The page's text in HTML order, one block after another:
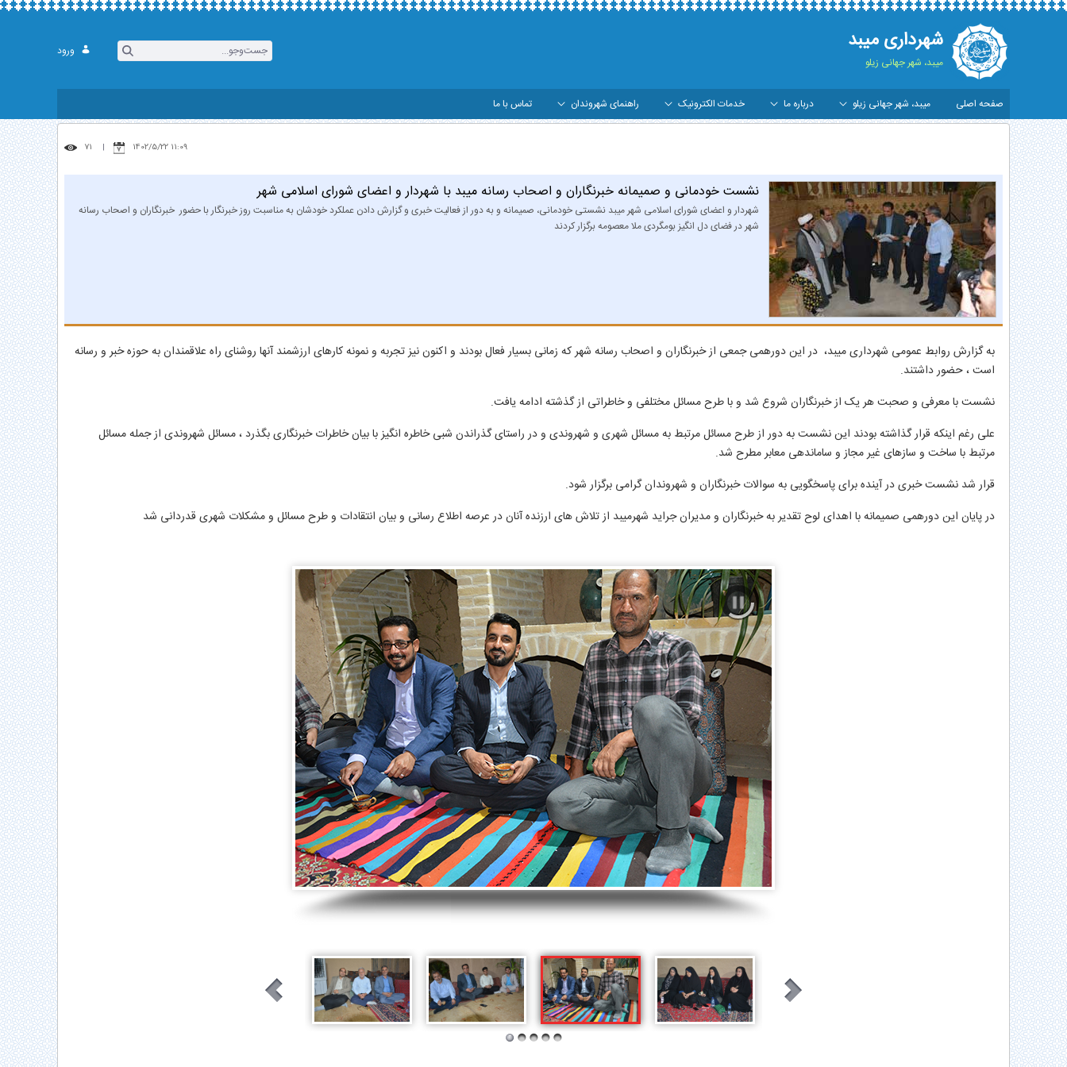
شهرداری میبد
میبد، شهر جهانی زیلو
ورود
صفحه اصلی میبد، شهر جهانی زیلو درباره ما خدمات الکترونیک راهنمای شهروندان تماس با ما
نشست خودمانی و صمیمانه خبرنگاران و اصحاب رسانه میبد با شهردار و اعضای شورای اسلامی شهر - شهرداری میبد
11:09 1402/5/22
71
نشست خودمانی و صمیمانه خبرنگاران و اصحاب رسانه میبد با شهردار و اعضای شورای اسلامی شهر
شهردار و اعضای شورای اسلامی شهر میبد نشستی خودمانی، صمیمانه و به دور از فعالیت خبری و گزارش دادن عملکرد خودشان به مناسبت روز خبرنگار با حضور خبرنگاران و اصحاب رسانه
شهر در فضای دل انگیز بومگردی ملا معصومه برگزار کردند
به گزارش روابط عمومی شهرداری میبد، در این دورهمی جمعی از خبرنگاران و اصحاب رسانه شهر که زمانی بسیار فعال بودند و اکنون نیز تجربه و نمونه کارهای ارزشمند آنها روشنای راه علاقمندان به حوزه خبر و رسانه
است ، حضور داشتند.
نشست با معرفی و صحبت هر یک از خبرنگاران شروع شد و با طرح مسائل مختلفی و خاطراتی از گذشته ادامه یافت.
علی رغم اینکه قرار گذاشته بودند این نشست به دور از طرح مسائل مرتبط به مسائل شهری و شهروندی و در راستای گذراندن شبی خاطره انگیز با بیان خاطرات خبرنگاری بگذرد ، مسائل شهروندی از جمله مسائل
مرتبط با ساخت و سازهای غیر مجاز و ساماندهی معابر مطرح شد.
قرار شد نشست خبری در آینده برای پاسخگویی به سوالات خبرنگاران و شهروندان گرامی برگزار شود.
در پایان این دورهمی صمیمانه با اهدای لوح تقدیر به خبرنگاران و مدیران جراید شهرمیبد از تلاش های ارزنده آنان در عرصه اطلاع رسانی و بیان انتقادات و طرح مسائل و مشکلات شهری قدردانی شد